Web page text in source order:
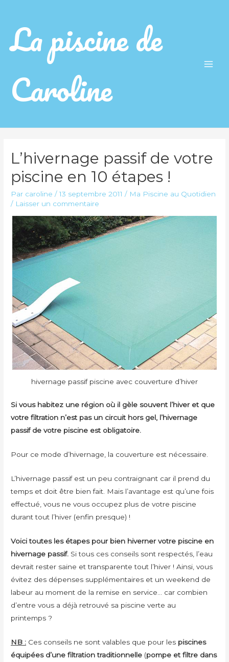
La piscine de
Caroline
L’hivernage passif de votre
piscine en 10 étapes !
Par caroline /13 septembre 2011 / Ma Piscine au Quotidien
/ Laisser un commentaire
hivernage passif piscine avec couverture d’hiver
Si vous habitez une région où il gèle souvent l’hiver et que
votre filtration n’est pas un circuit hors gel, l’hivernage
passif de votre piscine est obligatoire.
Pour ce mode d’hivernage, la couverture est nécessaire.
L’hivernage passif est un peu contraignant car il prend du
temps et doit être bien fait. Mais l’avantage est qu’une fois
effectué, vous ne vous occupez plus de votre piscine
durant tout l’hiver (enfin presque) !
Voici toutes les étapes pour bien hiverner votre piscine en
hivernage passif. Si tous ces conseils sont respectés, l’eau
devrait rester saine et transparente tout l’hiver ! Ainsi, vous
évitez des dépenses supplémentaires et un weekend de
labeur au moment de la remise en service… car combien
d’entre vous a déjà retrouvé sa piscine verte au
printemps ?
NB : Ces conseils ne sont valables que pour les piscines
équipées d’une filtration traditionnelle (pompe et filtre dans